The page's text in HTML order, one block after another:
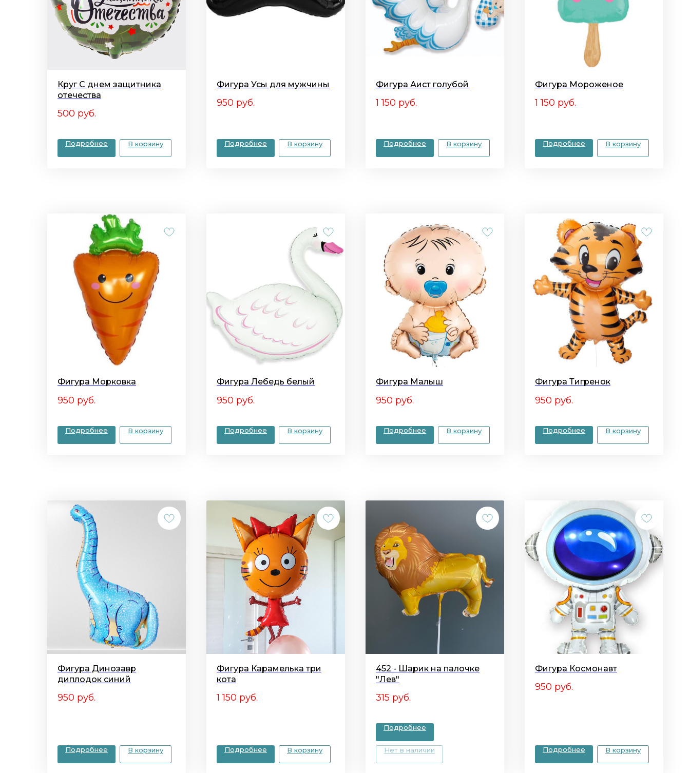
Круг С днем защитника
отечества
500 руб.
Подробнее В корзину
Фигура Усы для мужчины
950 руб.
Подробнее В корзину
Фигура Аист голубой
1 150 руб.
Подробнее В корзину
Фигура Мороженое
1 150 руб.
Подробнее В корзину
Фигура Морковка
950 руб.
Подробнее В корзину
Фигура Лебедь белый
950 руб.
Подробнее В корзину
Фигура Малыш
950 руб.
Подробнее В корзину
Фигура Тигренок
950 руб.
Подробнее В корзину
Фигура Динозавр
диплодок синий
950 руб.
Подробнее В корзину
Фигура Карамелька три
кота
1 150 руб.
Подробнее В корзину
452 - Шарик на палочке
"Лев"
315 руб.
Подробнее
Нет в наличии
Фигура Космонавт
950 руб.
Подробнее В корзину